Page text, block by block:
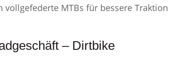
MTBs für bessere Traktion
– Dirtbike